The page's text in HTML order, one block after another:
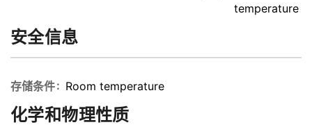
temperature
安全信息
存储条件 Room temperature
化学和物理性质